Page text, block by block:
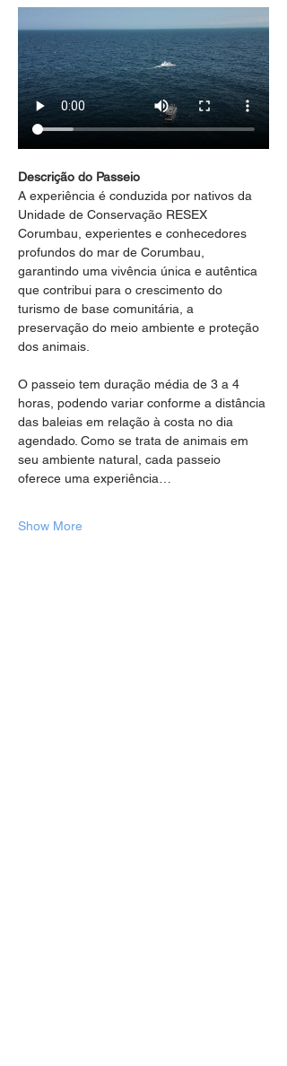
Descrição do Passeio
A experiência é conduzida por nativos da
Unidade de Conservação RESEX
Corumbau, experientes e conhecedores
profundos do mar de Corumbau,
garantindo uma vivência única e autêntica
que contribui para o crescimento do
turismo de base comunitária, a
preservação do meio ambiente e proteção
dos animais.
O passeio tem duração média de 3 a 4
horas, podendo variar conforme a distância
das baleias em relação à costa no dia
agendado. Como se trata de animais em
seu ambiente natural, cada passeio
oferece uma experiência…
Show More